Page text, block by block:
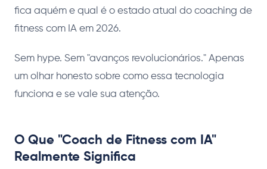
fica aquém e qual é o estado atual do coaching de
fitness com IA em 2026.
Sem hype. Sem "avanços revolucionários." Apenas
um olhar honesto sobre como essa tecnologia
funciona e se vale sua atenção.
O Que "Coach de Fitness com IA"
Realmente Significa